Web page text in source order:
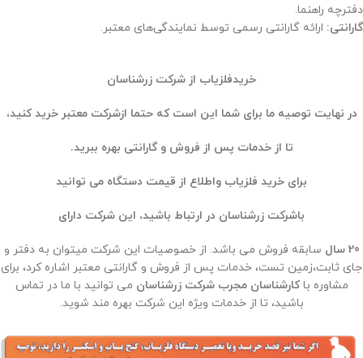
دفترچه راهنما.
گارانتی: ارائه گارانتی رسمی توسط نمایندگی‌های معتبر.
خریدفلزیاب از شرکت زرشناسان
در نهایت توصیه ما برای شما این است که حتما ازشرکت معتبر خرید کنید،
تا از خدمات پس از فروش و گارانتی بهره ببرید.
برای خرید فلزیاب واطلاع از قیمت دستگاه می توانید
باشرکت زرشناسان در ارتباط باشید، این شرکت دارای
20 سال
سابقه فروش می باشد. از خصوصیات این شرکت میتوان به دفتر و
جای ثابت،زمین تست، خدمات پس از فروش و گارانتی معتبر اشاره کرد، برای
مشاوره باکارشناسان مجرب شرکت زرشناسان می توانید با ما در تماس
باشید، تا از خدمات ویژه این شرکت بهره مند شوید.